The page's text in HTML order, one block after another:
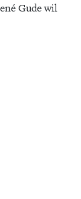
Gude wil